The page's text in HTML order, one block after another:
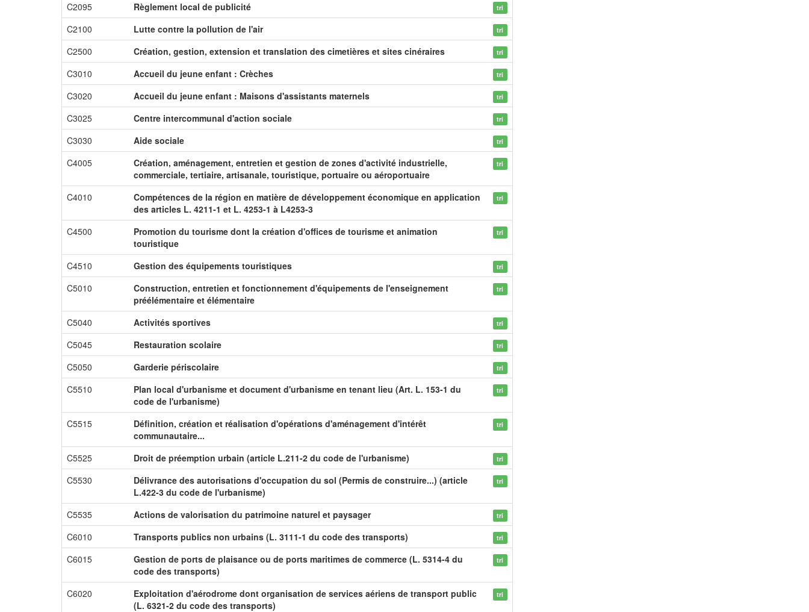
C2095 Règlement local de publicité tri
C2100 Lutte contre la pollution de l'air tri
C2500 Création, gestion, extension et translation des cimetières et sites cinéraires tri
C3010 Accueil du jeune enfant : Crèches tri
C3020 Accueil du jeune enfant : Maisons d'assistants maternels tri
C3025 Centre intercommunal d'action sociale tri
C3030 Aide sociale tri
C4005
Création, aménagement, entretien et gestion de zones d'activité industrielle,
commerciale, tertiaire, artisanale, touristique, portuaire ou aéroportuaire
tri
C4010
Compétences de la région en matière de développement économique en application
des articles L. 4211-1 et L. 4253-1 à L4253-3
tri
C4500
Promotion du tourisme dont la création d'offices de tourisme et animation
touristique
tri
C4510 Gestion des équipements touristiques tri
C5010
Construction, entretien et fonctionnement d'équipements de l'enseignement
préélémentaire et élémentaire
tri
C5040 Activités sportives tri
C5045 Restauration scolaire tri
C5050 Garderie périscolaire tri
C5510
Plan local d'urbanisme et document d'urbanisme en tenant lieu (Art. L. 153-1 du
code de l'urbanisme)
tri
C5515
Définition, création et réalisation d'opérations d'aménagement d'intérêt
communautaire...
tri
C5525 Droit de préemption urbain (article L.211-2 du code de l'urbanisme) tri
C5530
Délivrance des autorisations d'occupation du sol (Permis de construire...) (article
L.422-3 du code de l'urbanisme)
tri
C5535 Actions de valorisation du patrimoine naturel et paysager tri
C6010 Transports publics non urbains (L. 3111-1 du code des transports) tri
C6015
Gestion de ports de plaisance ou de ports maritimes de commerce (L. 5314-4 du
code des transports)
tri
C6020
Exploitation d'aérodrome dont organisation de services aériens de transport public
(L. 6321-2 du code des transports)
tri